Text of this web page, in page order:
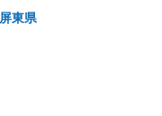
屏東県